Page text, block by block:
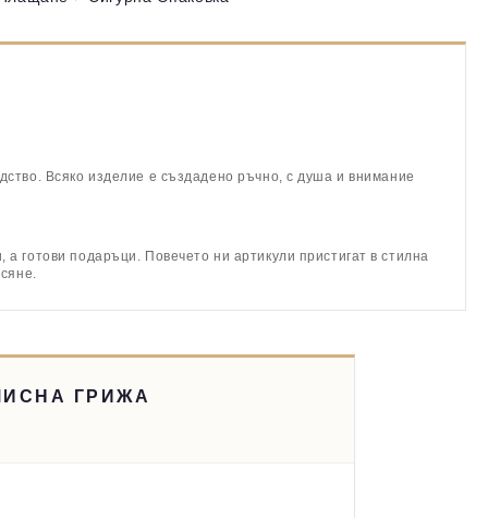
Всяко изделие е създадено ръчно, с душа и внимание
готови подаръци. Повечето ни артикули пристигат в стилна
ГРИЖА